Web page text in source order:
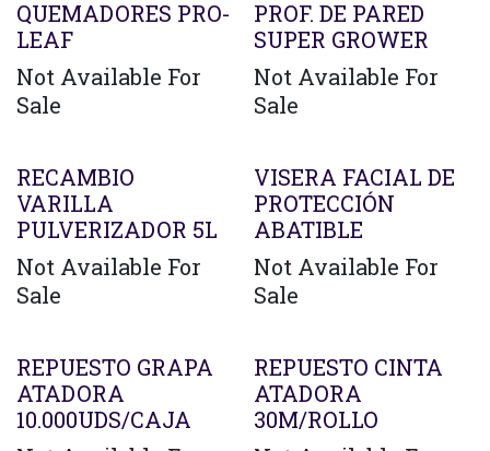
QUEMADORES PRO-
LEAF
Not Available For
Sale
PROF. DE PARED
SUPER GROWER
Not Available For
Sale
RECAMBIO
VARILLA
PULVERIZADOR 5L
Not Available For
Sale
VISERA FACIAL DE
PROTECCIÓN
ABATIBLE
Not Available For
Sale
REPUESTO GRAPA
ATADORA
10.000UDS/CAJA
REPUESTO CINTA
ATADORA
30M/ROLLO